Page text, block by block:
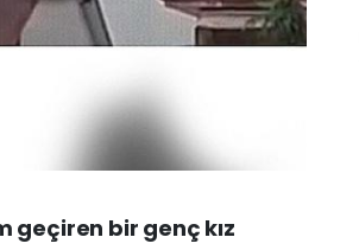
geçiren bir genç kız